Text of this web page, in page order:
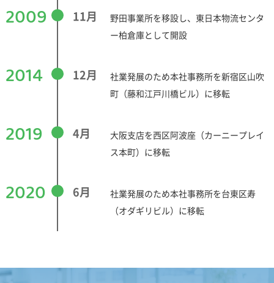
2009 11月
野田事業所を移設し、東日本物流センタ
ー柏倉庫として開設
2014 12月
社業発展のため本社事務所を新宿区山吹
町（藤和江戸川橋ビル）に移転
2019 4月
大阪支店を西区阿波座（カーニープレイ
ス本町）に移転
2020 6月
社業発展のため本社事務所を台東区寿
（オダギリビル）に移転